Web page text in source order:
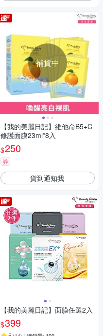
補貨中
【我的美麗日記】維他命B5+C
修護面膜23ml*8入
$250
券
貨到通知我
【我的美麗日記】面膜任選2入
$399